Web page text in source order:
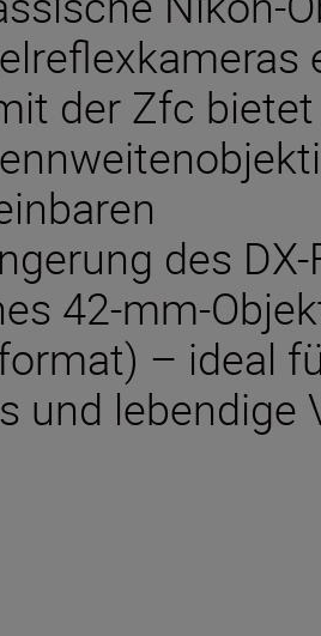
der Zfc
des
42-mm-
– ideal
und lebendige